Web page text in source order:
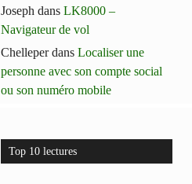
Joseph dansLK8000 –
Navigateur de vol
ChelleperdansLocaliser une
personne avec son compte social
ou son numéro mobile
Top 10 lectures